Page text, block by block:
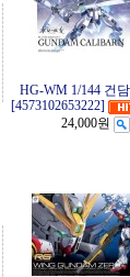
HG-WM 1/144 건
[4573102653222]
24,000원